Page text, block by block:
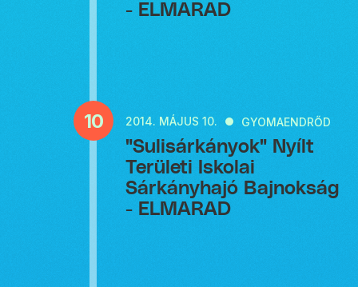
- ELMARAD
10 2014. MÁJUS 10. GYOMAENDRŐD
"Sulisárkányok" Nyílt
Területi Iskolai
Sárkányhajó Bajnokság
- ELMARAD